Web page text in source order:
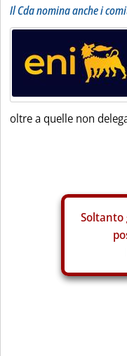
Il Cda nomina anche i
oltre a quelle non
Soltanto